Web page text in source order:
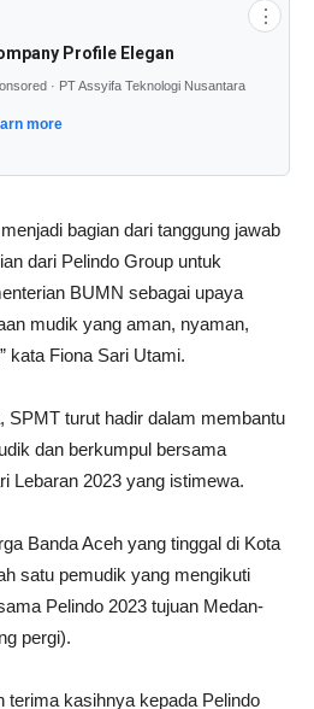
⋮
Profile Elegan
· PT Assyifa Teknologi Nusantara
more
bagian dari tanggung jawab
dari Pelindo Group untuk
BUMN sebagai upaya
mudik yang aman, nyaman,
kata Fiona Sari Utami.
SPMT turut hadir dalam membantu
dan berkumpul bersama
Lebaran 2023 yang istimewa.
Banda Aceh yang tinggal di Kota
satu pemudik yang mengikuti
Pelindo 2023 tujuan Medan-
pergi).
kasihnya kepada Pelindo